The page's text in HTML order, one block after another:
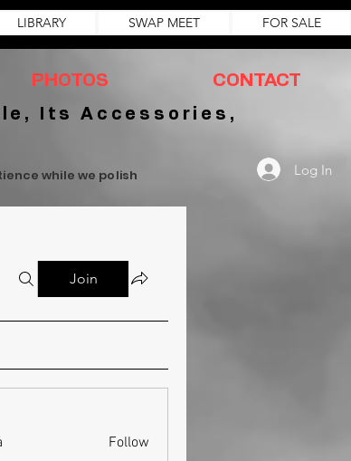
LIBRARY SWAP MEET FOR SALE
PHOTOS CONTACT
Its Accessories,
while we polish
Log In
Join
Follow